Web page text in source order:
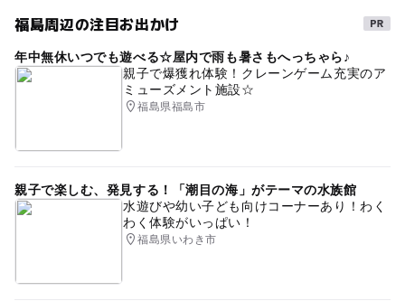
福島周辺の注目お出かけ
年中無休いつでも遊べる☆屋内で雨も暑さもへっちゃら♪
親子で爆獲れ体験！クレーンゲーム充実のア
ミューズメント施設☆
福島県福島市
親子で楽しむ、発見する！「潮目の海」がテーマの水族館
水遊びや幼い子ども向けコーナーあり！わく
わく体験がいっぱい！
福島県いわき市